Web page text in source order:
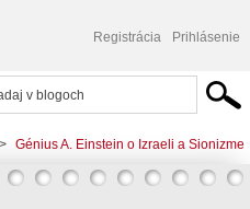
Registrácia Prihlásenie
> Génius A. Einstein o Izraeli a Sionizme